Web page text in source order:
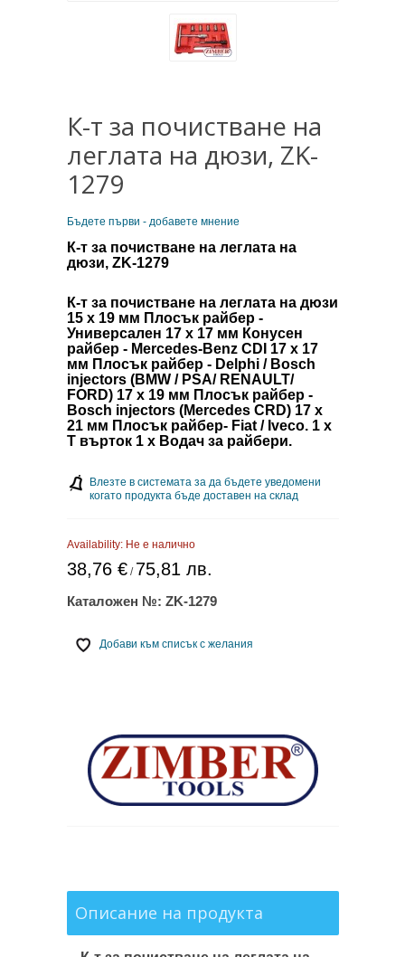
К-т за почистване на
леглата на дюзи, ZK-
1279
Бъдете първи - добавете мнение
К-т за почистване на леглата на
дюзи, ZK-1279
К-т за почистване на леглата на дюзи
15 x 19 мм Плосък райбер -
Универсален 17 x 17 мм Конусен
райбер - Mercedes-Benz CDI 17 x 17
мм Плосък райбер - Delphi / Bosch
injectors (BMW / PSA/ RENAULT/
FORD) 17 x 19 мм Плосък райбер -
Bosch injectors (Mercedes CRD) 17 x
21 мм Плосък райбер- Fiat / Iveco. 1 х
Т върток 1 х Водач за райбери.
Влезте в системата за да бъдете уведомени
когато продукта бъде доставен на склад
Availability: Не е налично
38,76 €/ 75,81 лв.
Каталожен №: ZK-1279
Добави към списък с желания
Описание на продукта